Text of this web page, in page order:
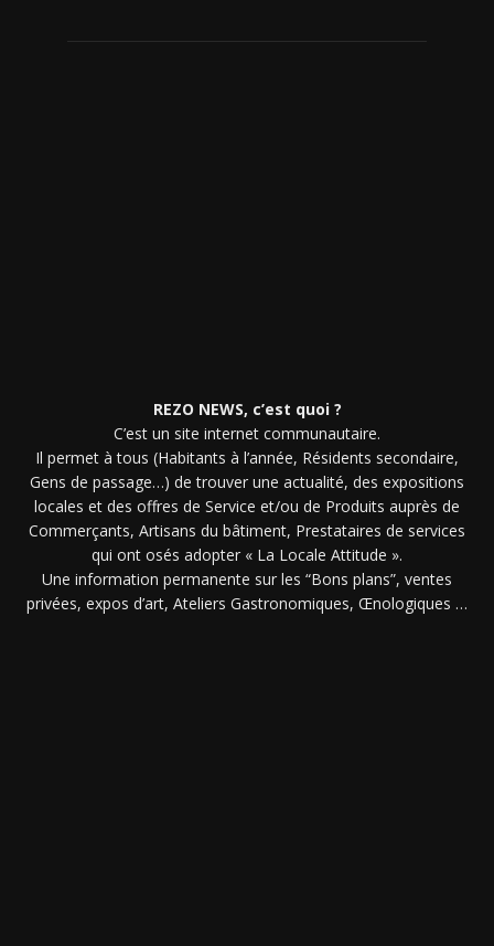
REZO NEWS, c’est quoi ?
C’est un site internet communautaire.
Il permet à tous (Habitants à l’année, Résidents secondaire,
Gens de passage…) de trouver une actualité, des expositions
locales et des offres de Service et/ou de Produits auprès de
Commerçants, Artisans du bâtiment, Prestataires de services
qui ont osés adopter « La Locale Attitude ».
Une information permanente sur les “Bons plans”, ventes
privées, expos d’art, Ateliers Gastronomiques, Œnologiques …